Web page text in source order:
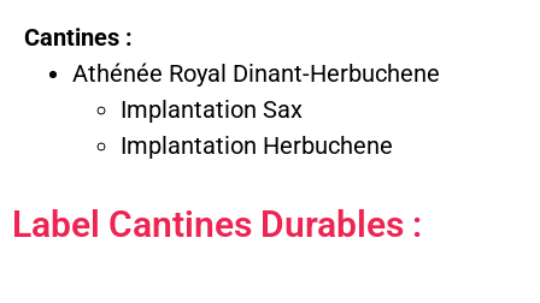
Cantines :
Athénée Royal Dinant-Herbuchene
Implantation Sax
Implantation Herbuchene
Label Cantines Durables :